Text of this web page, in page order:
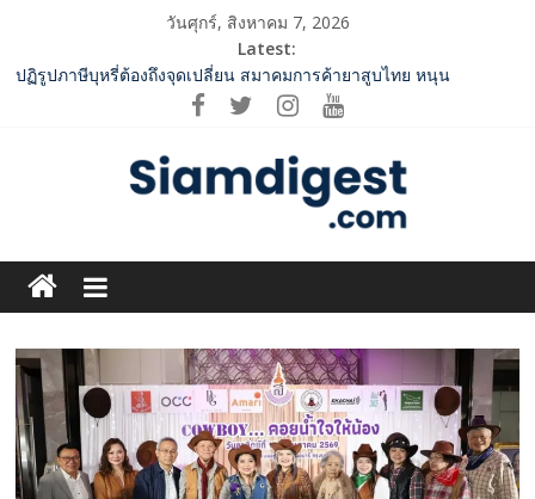
content
วันศุกร์, สิงหาคม 7, 2026
Latest:
ปฏิรูปภาษีบุหรี่ต้องถึงจุดเปลี่ยน สมาคมการค้ายาสูบไทย หนุน
โครงสร้างอัตราเดียว ลดบิดเบือนตลาด เพิ่มประสิทธิภาพจัดเก็บรายได้
ครั้งสำคัญ ส่งศิลปิน “เบสท์ – เบลล์” ปล่อยซิงเกิ้ลพิเศษ เอาใจคนอิน
SME D Bank ผนึกกำลัง สถาบันอาหาร เปิดตัว “FOODNext SME D
Navigator” ชูยุทธศาสตร์ “แหล่งทุนคู่องค์ความรู้” ติดปีก SME อาหาร
ไทยแข่งขันได้ในเวทีโลก
ททท. จับมือ TransNusa Airline – Traveloka ยกระดับการเชื่อมโยง
ไทย–อินโดนีเซีย ดันไทยสู่จุดหมายปลายทางคุณภาพ เชื่อม Asean
กกท.เปิดเกมรุก! ดันเอเชียนเกมส์ให้เป็นมากกว่าการแข่งขัน ผ่าน
แคมเปญระดับชาติ
Siam
Digest.com
ฺีBusiness
&
Variety